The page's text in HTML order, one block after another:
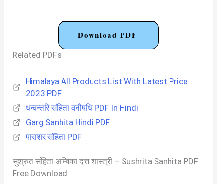
Download PDF
Related PDFs
Himalaya All Products List With Latest Price
2023 PDF
धन्वन्तरि संहिता वनौषधि PDF In Hindi
Garg Sanhita Hindi PDF
पाराशर संहिता PDF
सुश्रुत संहिता अम्बिका दत्त शास्त्री – Sushrita Sanhita PDF
Free Download